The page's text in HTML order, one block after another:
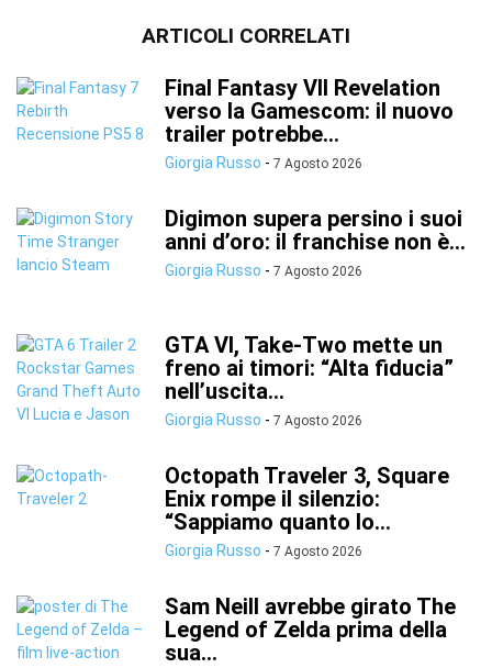
ARTICOLI CORRELATI
Final Fantasy VII Revelation
verso la Gamescom: il nuovo
trailer potrebbe...
Giorgia Russo - 7 Agosto 2026
Digimon supera persino i suoi
anni d’oro: il franchise non è...
Giorgia Russo - 7 Agosto 2026
GTA VI, Take-Two mette un
freno ai timori: “Alta fiducia”
nell’uscita...
Giorgia Russo - 7 Agosto 2026
Octopath Traveler 3, Square
Enix rompe il silenzio:
“Sappiamo quanto lo...
Giorgia Russo - 7 Agosto 2026
Sam Neill avrebbe girato The
Legend of Zelda prima della
sua...